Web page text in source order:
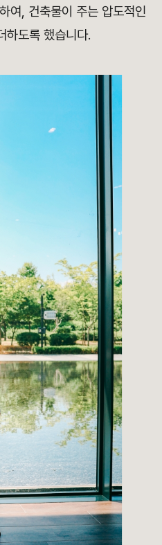
여, 건축물이 주는 압도적인
하도록 했습니다.